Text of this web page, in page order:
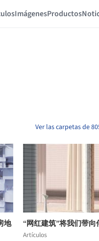
ImágenesProductos
Ver las carpetas de
地
“网红建筑”将我们带向
Artículos